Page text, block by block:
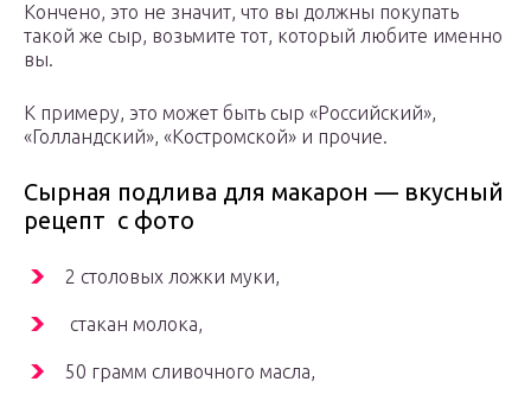
Кончено, это не значит, что вы должны покупать
такой же сыр, возьмите тот, который любите именно
вы.
К примеру, это может быть сыр «Российский»,
«Голландский», «Костромской» и прочие.
Сырная подлива для макарон — вкусный
рецепт с фото
2 столовых ложки муки,
стакан молока,
50 грамм сливочного масла,